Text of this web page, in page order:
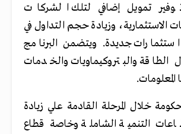
توفير تمويل إضافي لتلك الشركات
الاستثمارية، وزيادة حجم التداول في
جديدة. ويتضمن البرنامج
والبتروكيماويات والخدمات
المعلومات.
خلال المرحلة القادمة علي زيادة
التنمية الشاملة وخاصة قطاع